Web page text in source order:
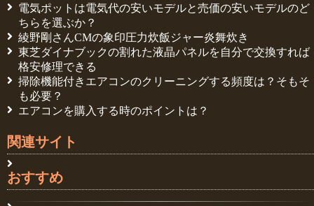
電気ポットは電気代の安いモデルと売価の安いモデルのど
ちらを選ぶか？
綾野剛さんCMの象印圧力炊飯ジャー炎舞炊き
東芝ダイナブックの割れた液晶パネルを自分で交換すれば
格安修理できる
掃除機能付きエアコンのクリーニングする頻度は？そもそ
も必要？
エアコンを購入する時のポイントは？
関連サイト
おすすめ